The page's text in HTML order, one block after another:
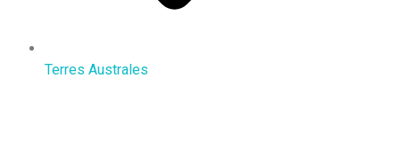
Terres Australes